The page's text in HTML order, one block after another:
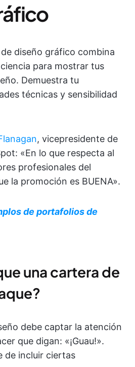
diseño gráfico combina
para mostrar tus
Demuestra tu
técnicas y sensibilidad
, vicepresidente de
«En lo que respecta al
profesionales del
la promoción es BUENA».
de portafolios de
una cartera de
debe captar la atención
que digan: «¡Guau!».
de incluir ciertas